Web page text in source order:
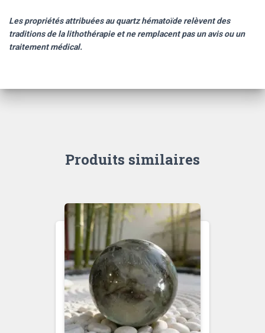
Les propriétés attribuées au quartz hématoïde relèvent des
traditions de la lithothérapie et ne remplacent pas un avis ou un
traitement médical.
Produits similaires